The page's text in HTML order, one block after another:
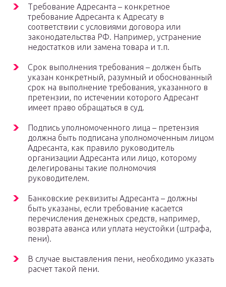
Требование Адресанта – конкретное
требование Адресанта к Адресату в
соответствии с условиями договора или
законодательства РФ. Например, устранение
недостатков или замена товара и т.п.
Срок выполнения требования – должен быть
указан конкретный, разумный и обоснованный
срок на выполнение требования, указанного в
претензии, по истечении которого Адресант
имеет право обращаться в суд.
Подпись уполномоченного лица – претензия
должна быть подписана уполномоченным лицом
Адресанта, как правило руководитель
организации Адресанта или лицо, которому
делегированы такие полномочия
руководителем.
Банковские реквизиты Адресанта – должны
быть указаны, если требование касается
перечисления денежных средств, например,
возврата аванса или уплата неустойки (штрафа,
пени).
В случае выставления пени, необходимо указать
расчет такой пени.